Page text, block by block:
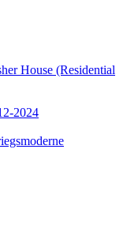
House (Residential
2024